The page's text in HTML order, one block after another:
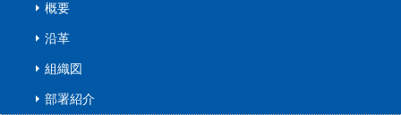
概要
沿革
組織図
部署紹介